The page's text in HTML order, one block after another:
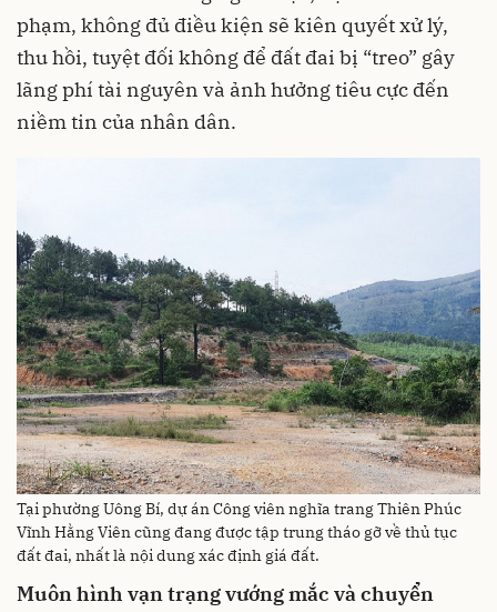
phạm, không đủ điều kiện sẽ kiên quyết xử lý,
thu hồi, tuyệt đối không để đất đai bị “treo” gây
lãng phí tài nguyên và ảnh hưởng tiêu cực đến
niềm tin của nhân dân.
Tại phường Uông Bí, dự án Công viên nghĩa trang Thiên Phúc
Vĩnh Hằng Viên cũng đang được tập trung tháo gỡ về thủ tục
đất đai, nhất là nội dung xác định giá đất.
Muôn hình vạn trạng vướng mắc và chuyển